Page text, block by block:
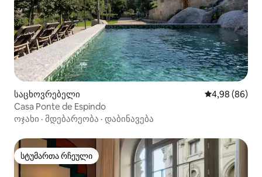
საცხოვრებელი საშუალო
4,98 (86)
Casa Ponte de Espindo
ოჯახი · მდებარეობა · დაბინავება
სტუმართა რჩეული
სტუმართა რჩეული